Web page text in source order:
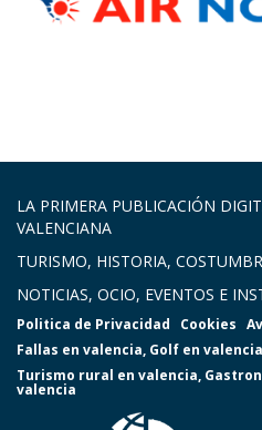
LA PRIMERA PUBLICACIÓN
VALENCIANA
TURISMO, HISTORIA,
NOTICIAS, OCIO, EVENTOS E
Politica de Privacidad Cookies
Fallas en valencia, Golf en valencia
Turismo rural en valencia,
valencia